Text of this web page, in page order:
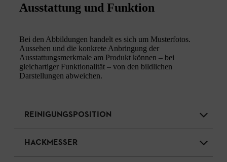
Ausstattung und Funktion
Bei den Abbildungen handelt es sich um Musterfotos.
Aussehen und die konkrete Anbringung der
Ausstattungsmerkmale am Produkt können – bei
gleichartiger Funktionalität – von den bildlichen
Darstellungen abweichen.
REINIGUNGSPOSITION
HACKMESSER